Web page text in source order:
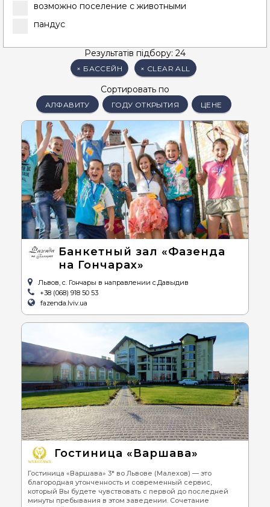
возможно поселение с животными
пандус
Результатів підбору: 24
× БАССЕЙН × CLEAR ALL
Сортировать по
АЛФАВИТУ ГОДУ ОТКРЫТИЯ ЦЕНЕ
Банкетный зал «Фазенда
на Гончарах»
Львов, с. Гончары в направлении с.Давыдив
+38 (068) 918 50 53
fazenda.lviv.ua
Гостиница «Варшава»
Гостиница «Варшава» 3* во Львове (Малехов) — это
благородная утонченность и современный сервис,
который Вы будете чувствовать с первой до последней
минуты пребывания в этом заведении. Сочетание